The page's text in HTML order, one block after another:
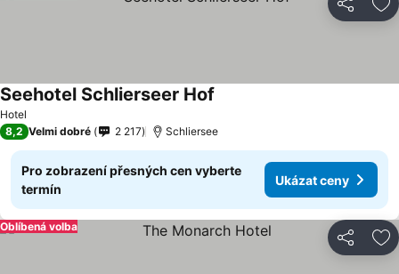
Sdílet
Hotel
Seehotel Schlierseer Hof
8,2 Velmi dobré 2 217 Schliersee
Pro zobrazení přesných cen vyberte
termín
Ukázat ceny
Sdílet
Oblíbená volba